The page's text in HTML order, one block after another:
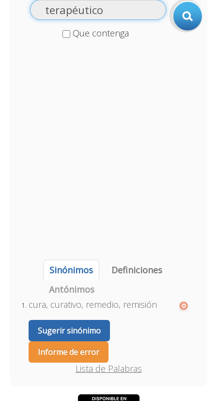
Que contenga
Sinónimos
Definiciones
Antónimos
cura, curativo, remedio, remisión
Sugerir sinónimo
Informe de error
Lista de Palabras